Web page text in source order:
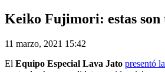
Keiko Fujimori: estas son
11 marzo, 2021 15:42
El Equipo Especial Lava Jato presentó